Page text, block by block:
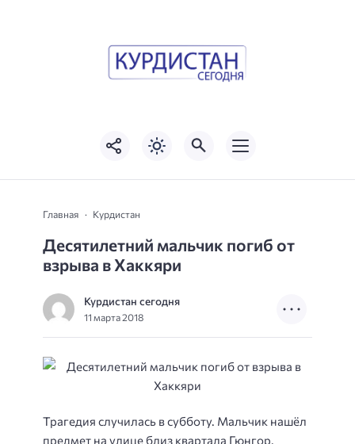
Главная Курдистан
Десятилетний мальчик погиб от
взрыва в Хаккяри
Курдистан сегодня
11 марта 2018
Трагедия случилась в субботу. Мальчик нашёл
предмет на улице близ квартала Гюнгор.